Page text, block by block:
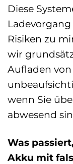
Diese
Risiken zu
wir
Aufladen
wenn Sie
abwesend
Was
Akku mit